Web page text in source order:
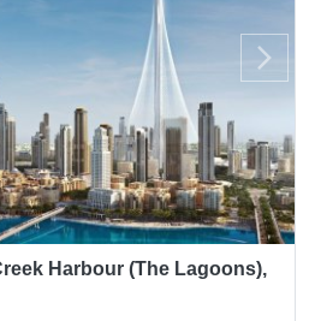
Harbour (The Lagoons),